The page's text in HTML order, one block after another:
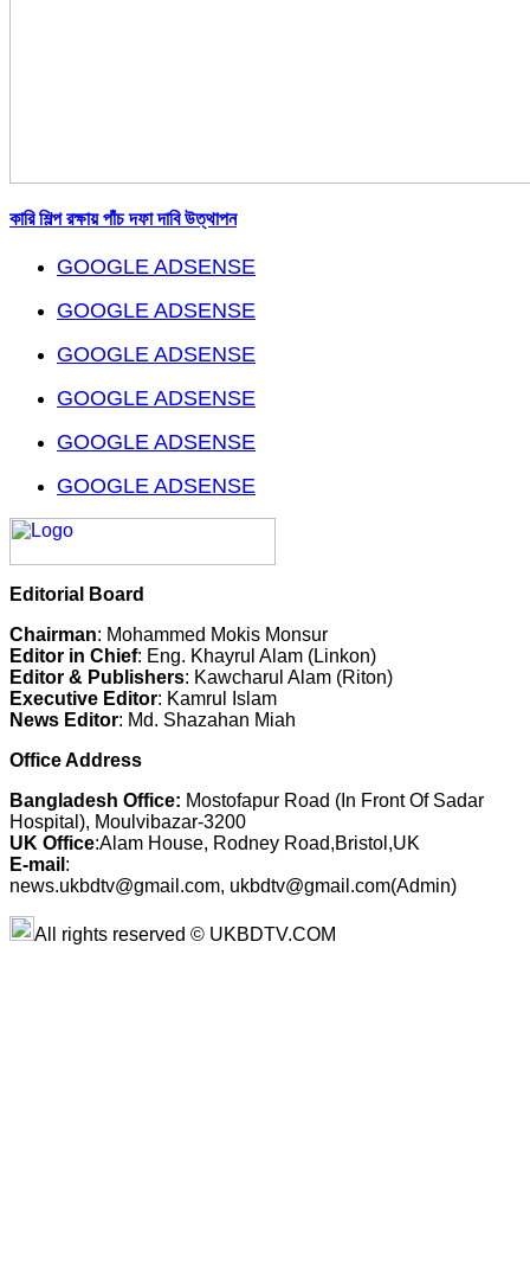
কারি শিল্প রক্ষায় পাঁচ দফা দাবি উত্থাপন
GOOGLE ADSENSE
GOOGLE ADSENSE
GOOGLE ADSENSE
GOOGLE ADSENSE
GOOGLE ADSENSE
GOOGLE ADSENSE
Editorial Board
Chairman: Mohammed Mokis Monsur
Editor in Chief: Eng. Khayrul Alam (Linkon)
Editor & Publishers: Kawcharul Alam (Riton)
Executive Editor: Kamrul Islam
News Editor: Md. Shazahan Miah
Office Address
Bangladesh Office: Mostofapur Road (In Front Of Sadar
Hospital), Moulvibazar-3200
UK Office:Alam House, Rodney Road,Bristol,UK
E-mail :
news.ukbdtv@gmail.com, ukbdtv@gmail.com(Admin)
All rights reserved © UKBDTV.COM